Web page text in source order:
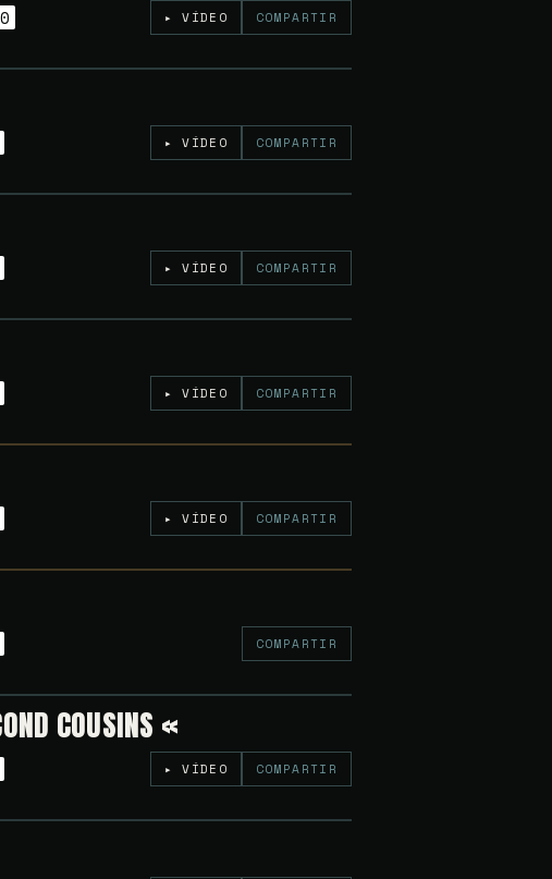
▸ VÍDEO COMPARTIR
▸ VÍDEO COMPARTIR
▸ VÍDEO COMPARTIR
▸ VÍDEO COMPARTIR
▸ VÍDEO COMPARTIR
COMPARTIR
COUSINS «
▸ VÍDEO COMPARTIR